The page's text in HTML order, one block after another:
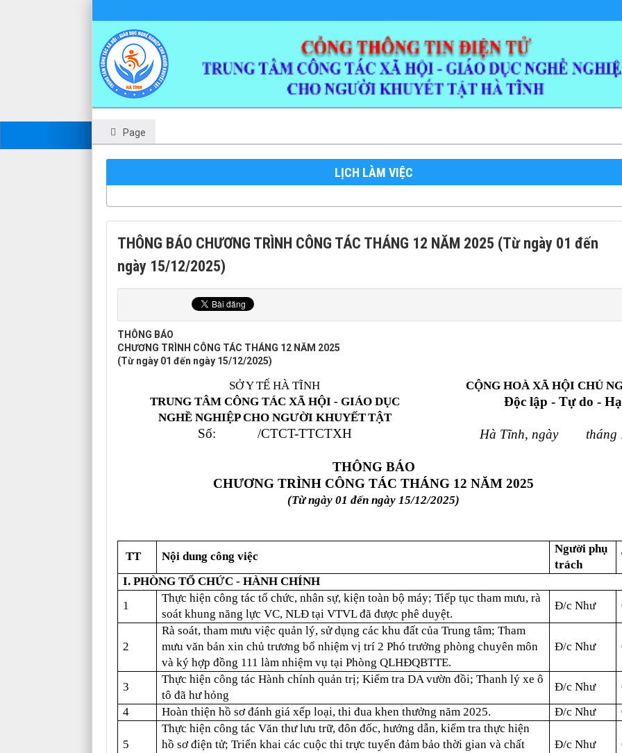
Page
LỊCH LÀM VIỆC
THÔNG BÁO CHƯƠNG TRÌNH CÔNG TÁC THÁNG 12 NĂM 2025 (Từ ngày 01 đến
ngày 15/12/2025)
THÔNG BÁO
CHƯƠNG TRÌNH CÔNG TÁC THÁNG 12 NĂM 2025
(Từ ngày 01 đến ngày 15/12/2025)
SỞ Y TẾ HÀ TĨNH
TRUNG TÂM CÔNG TÁC XÃ HỘI - GIÁO DỤC
NGHỀ NGHIỆP CHO NGƯỜI KHUYẾTTẬT
Số: /CTCT-TTCTXH
CỘNG HOÀ XÃ HỘI CHỦ
Độc lập - Tự do -
Hà Tĩnh, ngày tháng
THÔNG BÁO
CHƯƠNG TRÌNH CÔNG TÁC THÁNG 12 NĂM 2025
(Từ ngày 01 đến ngày 15/12/2025)
TT Nội dung công việc
Người phụ
trách
I. PHÒNG TỔ CHỨC - HÀNH CHÍNH
1
Thực hiện công tác tổ chức, nhân sự, kiện toàn bộ máy; Tiếp tục tham mưu, rà
soát khung năng lực VC, NLĐ tại VTVL đã được phê duyệt.
Đ/c Như
2
Rà soát, tham mưu việc quản lý, sử dụng các khu đất của Trung tâm; Tham
mưu văn bản xin chủ trương bổ nhiệm vị trí 2 Phó trưởng phòng chuyên môn
và ký hợp đồng 111 làm nhiệm vụ tại Phòng QLHĐQBTTE.
Đ/c Như
3
Thực hiện công tác Hành chính quản trị; Kiểm tra DA vườn đồi; Thanh lý xe ô
tô đã hư hỏng
Đ/c Như
4
Hoàn thiện hồ sơ đánh giá xếp loại, thi đua khen thưởng năm 2025. Đ/c Như
5
Thực hiện công tác Văn thư lưu trữ, đôn đốc, hướng dẫn, kiểm tra thực hiện
hồ sơ điện tử; Triển khai các cuộc thi trực tuyến đảm bảo thời gian và chất
Đ/c Như